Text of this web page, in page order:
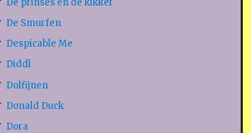
De prinses en de kikker
De Smurfen
Despicable Me
Diddl
Dolfijnen
Donald Duck
Dora